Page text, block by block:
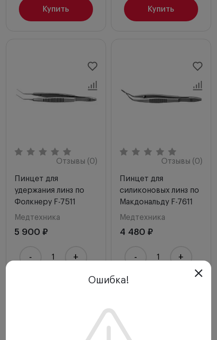
Купить Купить
Отзывы (0)
Пинцет для
удержания линз по
Фолкнеру F-7511
Медтехника
5 900 ₽
- +
Отзывы (0)
Пинцет для
силиконовых линз по
Макдональду F-7611
Медтехника
4 480 ₽
- +
Ошибка!